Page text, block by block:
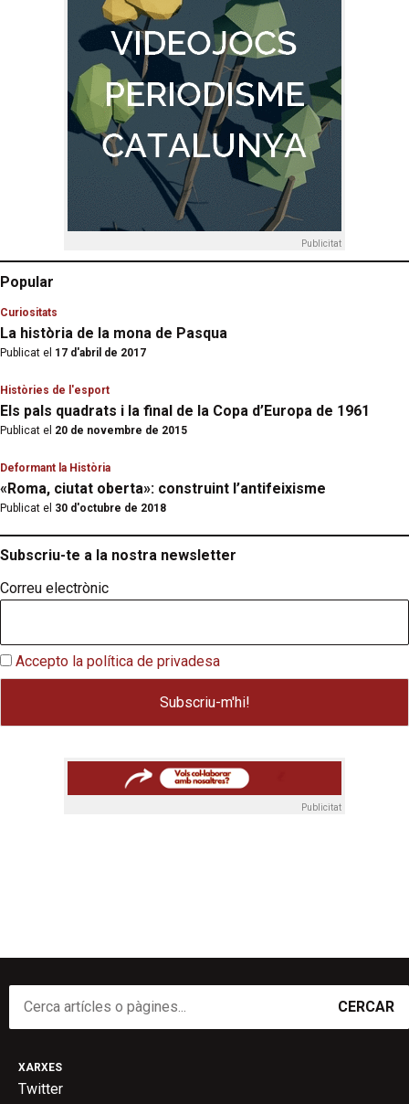
Publicitat
Popular
Curiositats
La història de la mona de Pasqua
Publicat el 17 d'abril de 2017
Històries de l'esport
Els pals quadrats i la final de la Copa d’Europa de 1961
Publicat el 20 de novembre de 2015
Deformant la Història
«Roma, ciutat oberta»: construint l’antifeixisme
Publicat el 30 d'octubre de 2018
Subscriu-te a la nostra newsletter
Correu electrònic
Accepto la política de privadesa
Publicitat
CERCAR
XARXES
Twitter